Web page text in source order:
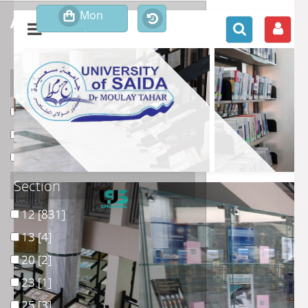
affiner ou comparer
Support
1 1[835]
Livre
Livre[39]
uuuu[8]
Section
1212[831]
1313[4]
2020[2]
2323[1]